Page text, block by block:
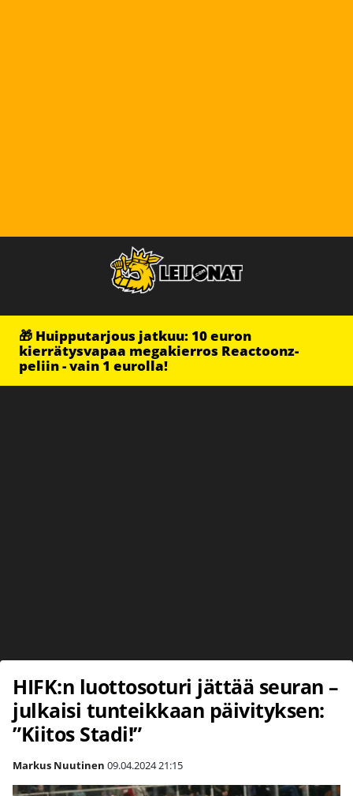
🎁 Huipputarjous jatkuu: 10 euron
kierrätysvapaa megakierros Reactoonz-
peliin - vain 1 eurolla!
HIFK:n luottosoturi jättää seuran –
julkaisi tunteikkaan päivityksen:
”Kiitos Stadi!”
Markus Nuutinen 09.04.202421:15